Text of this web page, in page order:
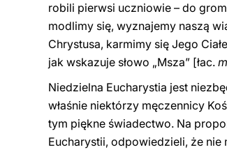
robili pierwsi uczniowie – do
modlimy się, wyznajemy naszą
Chrystusa, karmimy się Jego
jak wskazuje słowo „Msza” [łac.
Niedzielna Eucharystia jest
właśnie niektórzy męczennicy
tym piękne świadectwo. Na
Eucharystii, odpowiedzieli, że